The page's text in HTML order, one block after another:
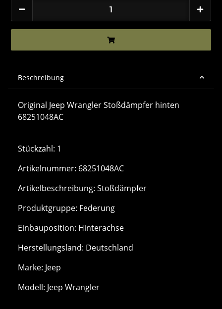
Beschreibung
Original Jeep Wrangler Stoßdämpfer hinten
68251048AC
Stückzahl: 1
Artikelnummer: 68251048AC
Artikelbeschreibung: Stoßdämpfer
Produktgruppe: Federung
Einbauposition: Hinterachse
Herstellungsland: Deutschland
Marke: Jeep
Modell: Jeep Wrangler